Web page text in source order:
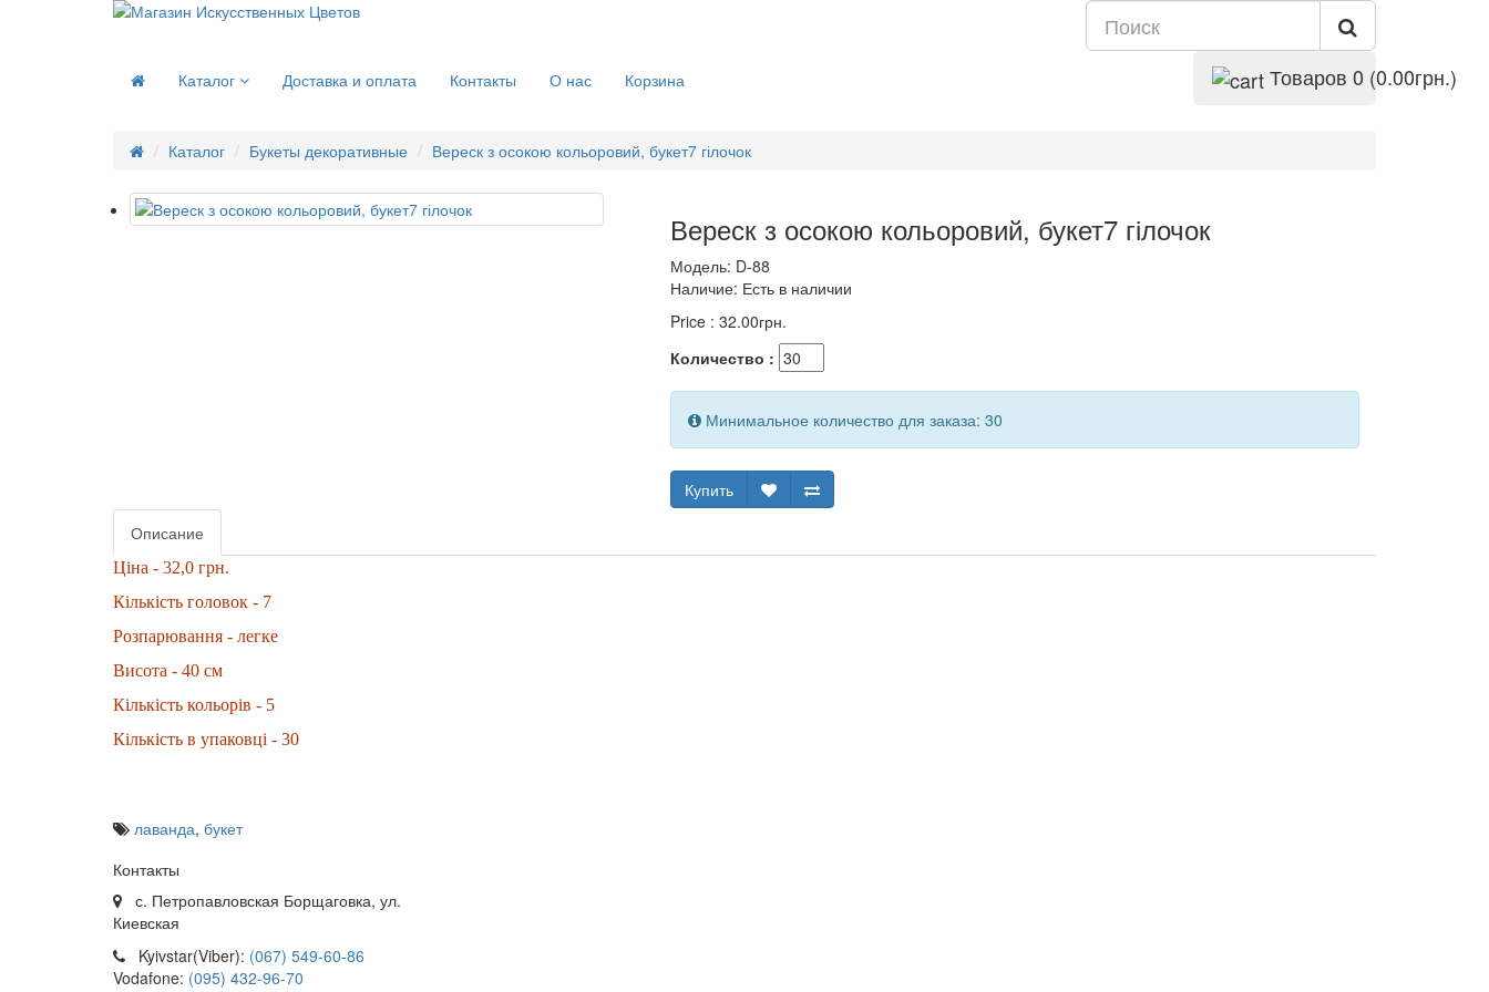
Каталог Доставка и оплата Контакты О нас Корзина Товаров 0 (0.00грн.)
Каталог Букеты декоративные Вереск з осокою кольоровий, букет7 гілочок
Вереск з осокою кольоровий, букет7 гілочок
Модель: D-88
Наличие: Есть в наличии
Price : 32.00грн.
Количество :
Минимальное количество для заказа: 30
Купить
Описание
Ціна - 32,0 грн.
Кількість головок - 7
Розпарювання - легке
Висота - 40 см
Кількість кольорів - 5
Кількість в упаковці - 30
лаванда, букет
Контакты
с. Петропавловская Борщаговка, ул.
Киевская
Kyivstar(Viber): (067) 549-60-86
Vodafone: (095) 432-96-70